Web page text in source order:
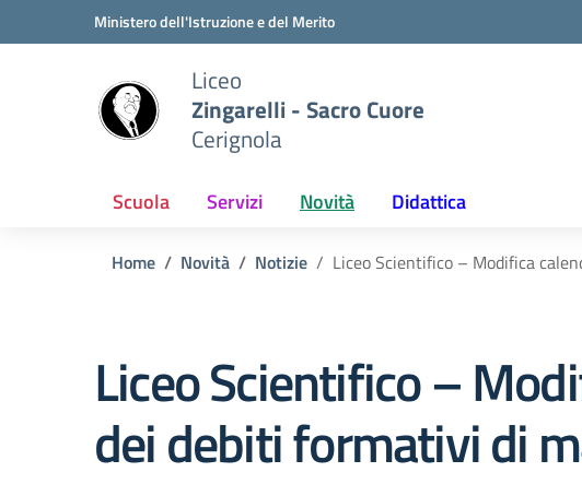
Vai ai contenuti
Vai al menu di navigazioneMinistero dell'Istruzione e del Merito
Liceo
Zingarelli - Sacro Cuore
Cerignola
Scuola Servizi Novità Didattica
Home Novità Notizie Liceo Scientifico – Modifica
Liceo Scientifico –
dei debiti formativi di